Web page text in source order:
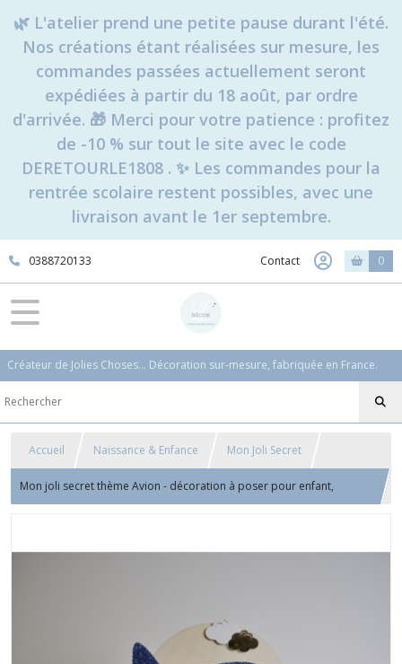
🌿 L'atelier prend une petite pause durant l'été.
Nos créations étant réalisées sur mesure, les
commandes passées actuellement seront
expédiées à partir du 18 août, par ordre
d'arrivée. 🎁 Merci pour votre patience : profitez
de -10 % sur tout le site avec le code
DERETOURLE1808 . ✨ Les commandes pour la
rentrée scolaire restent possibles, avec une
livraison avant le 1er septembre.
0388720133 Contact 0
Créateur de Jolies Choses... Décoration sur-mesure, fabriquée en France.
Accueil Naissance & Enfance Mon Joli Secret
Mon joli secret thème Avion - décoration à poser pour enfant,